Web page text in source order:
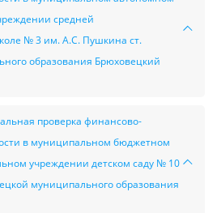
средней
№ 3 им. А.С. Пушкина ст.
образования Брюховецкий
проверка финансово-
в муниципальном бюджетном
учреждении детском саду № 10
муниципального образования